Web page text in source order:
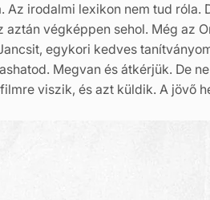
Az irodalmi lexikon nem tud
aztán végképpen sehol. Még az
egykori kedves
Megvan és átkérjük. De
viszik, és azt küldik. A jövő